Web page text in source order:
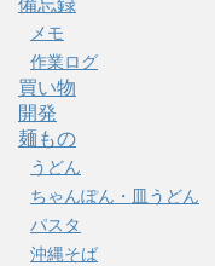
備忘録
メモ
作業ログ
買い物
開発
麺もの
うどん
ちゃんぽん・皿うどん
パスタ
沖縄そば